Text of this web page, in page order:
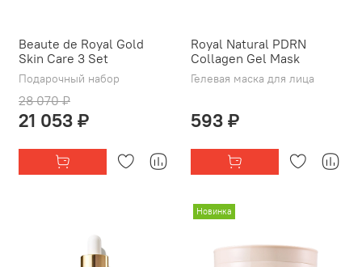
Beaute de Royal Gold
Skin Care 3 Set
Подарочный набор
28 070 ₽
21 053 ₽
Royal Natural PDRN
Collagen Gel Mask
Гелевая маска для лица
593 ₽
Новинка